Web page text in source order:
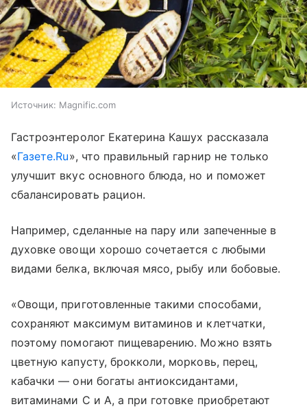
Источник: Magnific.com
Гастроэнтеролог Екатерина Кашух рассказала
«Газете.Ru», что правильный гарнир не только
улучшит вкус основного блюда, но и поможет
сбалансировать рацион.
Например, сделанные на пару или запеченные в
духовке овощи хорошо сочетается с любыми
видами белка, включая мясо, рыбу или бобовые.
«Овощи, приготовленные такими способами,
сохраняют максимум витаминов и клетчатки,
поэтому помогают пищеварению. Можно взять
цветную капусту, брокколи, морковь, перец,
кабачки — они богаты антиоксидантами,
витаминами С и А, а при готовке приобретают